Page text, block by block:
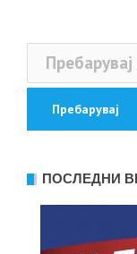
Пребарувај
за:
ПОСЛЕДНИ